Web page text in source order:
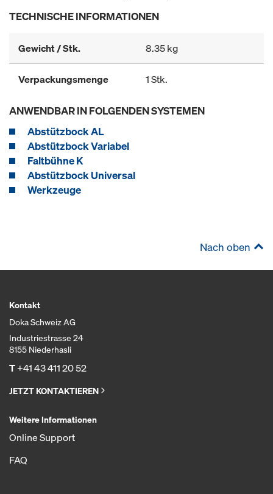
TECHNISCHE INFORMATIONEN
Gewicht / Stk. 8.35 kg
Verpackungsmenge 1 Stk.
ANWENDBAR IN FOLGENDEN SYSTEMEN
Abstützbock AL
Abstützbock Variabel
Faltbühne K
Abstützbock Universal
Werkzeuge
Nach oben
Kontakt
Doka Schweiz AG
Industriestrasse 24
8155 Niederhasli
T+41 43 411 20 52
JETZT KONTAKTIEREN
Weitere Informationen
Online Support
FAQ